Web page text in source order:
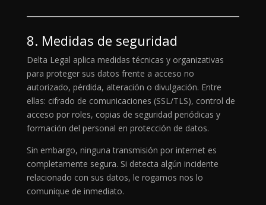
8. Medidas de seguridad
Delta Legal aplica medidas técnicas y organizativas
para proteger sus datos frente a acceso no
autorizado, pérdida, alteración o divulgación. Entre
ellas: cifrado de comunicaciones (SSL/TLS), control de
acceso por roles, copias de seguridad periódicas y
formación del personal en protección de datos.
Sin embargo, ninguna transmisión por internet es
completamente segura. Si detecta algún incidente
relacionado con sus datos, le rogamos nos lo
comunique de inmediato.